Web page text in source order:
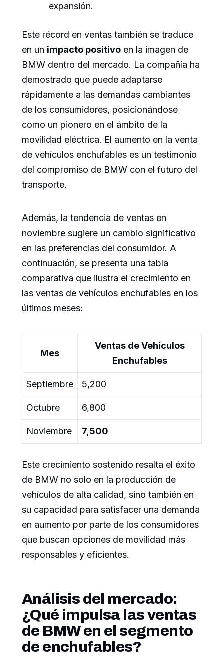
expansión.
Este récord en ventas también se traduce
en un impacto positivo en la imagen de
BMW dentro del mercado. La compañía ha
demostrado que puede adaptarse
rápidamente a las demandas cambiantes
de los consumidores, posicionándose
como un pionero en el ámbito de la
movilidad eléctrica. El aumento en la venta
de vehículos enchufables es un testimonio
del compromiso de BMW con el futuro del
transporte.
Además, la tendencia de ventas en
noviembre sugiere un cambio significativo
en las preferencias del consumidor. A
continuación, se presenta una tabla
comparativa que ilustra el crecimiento en
las ventas de vehículos enchufables en los
últimos meses:
Mes
Ventas de Vehículos
Enchufables
Septiembre 5,200
Octubre 6,800
Noviembre 7,500
Este crecimiento sostenido resalta el éxito
de BMW no solo en la producción de
vehículos de alta calidad, sino también en
su capacidad para satisfacer una demanda
en aumento por parte de los consumidores
que buscan opciones de movilidad más
responsables y eficientes.
Análisis del mercado:
¿Qué impulsa las ventas
de BMW en el segmento
de enchufables?